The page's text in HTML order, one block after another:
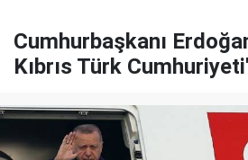
Cumhurbaşkanı
Kıbrıs Türk